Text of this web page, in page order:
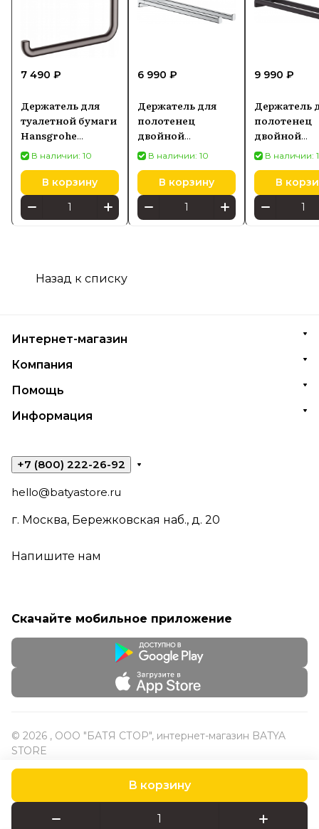
В корзину
7 490 ₽
Держатель для
туалетной бумаги
Hansgrohe
Addstoris без
крышки, черный
хром 41771340
В наличии: 10
В корзину
6 990 ₽
Держатель для
полотенец
двойной
Hansgrohe
Addstoris, хром
41770000
В наличии: 10
В корзину
9 990 ₽
Держатель
полотенец
двойной
Hansgrohe
AddStoris,
матовый
В наличии:
В
Назад к списку
Интернет-магазин
Компания
Помощь
Информация
+7 (800) 222-26-92
hello@batyastore.ru
г. Москва, Бережковская наб., д. 20
Напишите нам
Скачайте мобильное приложение
© 2026 , ООО "БАТЯ СТОР", интернет-магазин BATYA
STORE
Конфиденциальность Оферта